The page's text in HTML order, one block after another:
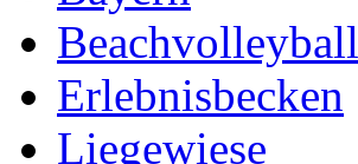
Beachvolleyball
Erlebnisbecken
Liegewiese